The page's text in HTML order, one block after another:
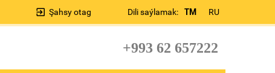
Dili saýlamak: TM RU
Şahsy otag
+993 62 657222